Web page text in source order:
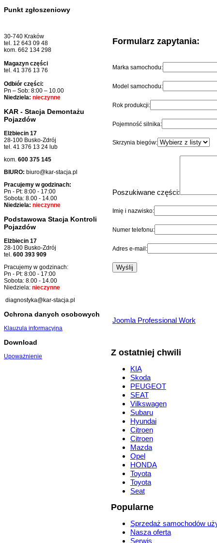
Punkt zgłoszeniowy
30-740 Kraków
tel. 12 643 09 48
kom. 662 134 298
Magazyn części
tel. 41 376 13 76
Odbiór części:
Pn – Sob: 8:00 – 10.00
Niedziela: nieczynne
KAR - Stacja Demontażu
Pojazdów
Elżbiecin 17
28-100 Busko-Zdrój
tel. 41 376 13 24 lub
kom. 600 375 145
BIURO: biuro@kar-stacja.pl
Pracujemy w godzinach:
Pn - Pt: 8:00 - 17:00
Sobota: 8.00 - 14.00
Niedziela: nieczynne
Podstawowa Stacja Kontroli
Pojazdów
Elżbiecin 17
28-100 Busko-Zdrój
tel. 600 393 909
Pracujemy w godzinach:
Pn - Pt: 8:00 - 17:00
Sobota: 8.00 - 14.00
Niedziela: nieczynne
diagnostyka@kar-stacja.pl
Ochrona danych osobowych
Klauzula informacyjna
Download
Upoważnienie
Formularz zapytania:
Marka samochodu:
Model samochodu:
Rok produkcji:
Pojemność silnika:
Skrzynia biegów:
Poszukiwane części:
Imię i nazwisko:
Numer telefonu:
Adres e-mail:
Joomla Professional Work
Z ostatniej chwili
KIA
Skoda
PEUGEOT
SEAT
Vilkswagen
Subaru
Hyundai
Citroen
Citroen
Mazda
Opel
HONDA
Toyota
Toyota
Seat
Popularne
Sprzedaż samochodów
Nasza oferta
Serwis